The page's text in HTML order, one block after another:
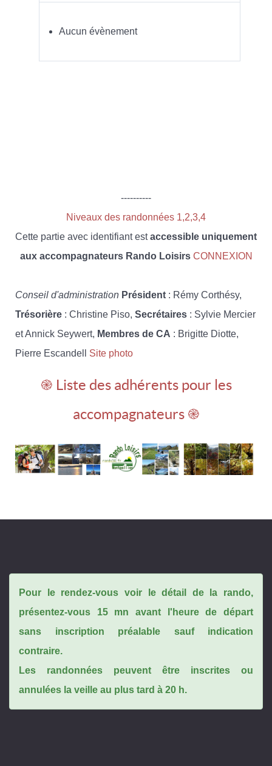
Aucun évènement
----------
Niveaux des randonnées 1,2,3,4
Cette partie avec identifiant estaccessible uniquement
aux accompagnateurs Rando Loisirs CONNEXION
Conseil d'administration Président : Rémy Corthésy,
Trésorière : Christine Piso, Secrétaires : Sylvie Mercier
et Annick Seywert, Membres de CA : Brigitte Diotte,
Pierre Escandell Site photo
֎ Liste des adhérents pour les
accompagnateurs ֎
Pour le rendez-vous voir le détail de la rando,
présentez-vous 15 mn avant l'heure de départ
sans inscription préalable sauf indication
contraire.
Les randonnées peuvent être inscrites ou
annulées la veille au plus tard à 20 h.